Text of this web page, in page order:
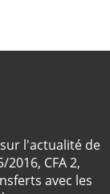
l'actualité de
CFA 2,
avec les